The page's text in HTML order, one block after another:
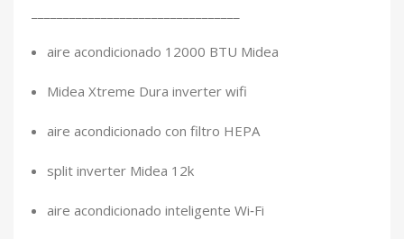
aire acondicionado 12000 BTU Midea
Midea Xtreme Dura inverter wifi
aire acondicionado con filtro HEPA
split inverter Midea 12k
aire acondicionado inteligente Wi‑Fi